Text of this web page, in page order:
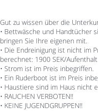
Gut zu wissen über die
• Bettwäsche und Handtücher
bringen Sie Ihre eigenen mit.
• Die Endreinigung ist nicht im
berechnet: 1900 SEK/Aufenthalt
• Strom ist im Preis inbegriffen.
• Ein Ruderboot ist im Preis
• Haustiere sind im Haus nicht
• RAUCHEN VERBOTEN!!
• KEINE JUGENDGRUPPEN!!